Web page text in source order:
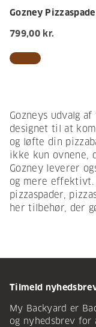
Gozney
799,00 kr.
Gozneys udvalg
designet til at
og løfte din
ikke kun ovnene,
Gozney leverer
og mere effektivt.
pizzaspader,
her tilbehør, der
Tilmeld
My Backyard er
og nyhedsbrev for